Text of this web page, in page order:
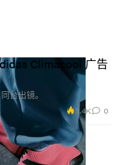
Climacool 广告
台出镜。
3.4K 0